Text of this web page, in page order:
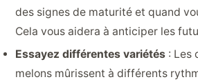
des signes de maturité et quand
Cela vous aidera à anticiper les
Essayez différentes variétés : Les
melons mûrissent à différents